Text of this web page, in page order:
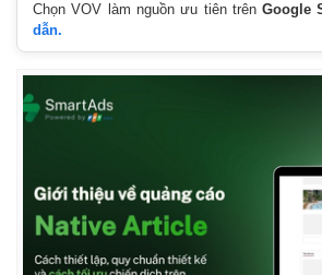
Chọn VOV làm nguồn ưu tiên trênGoogle
dẫn.